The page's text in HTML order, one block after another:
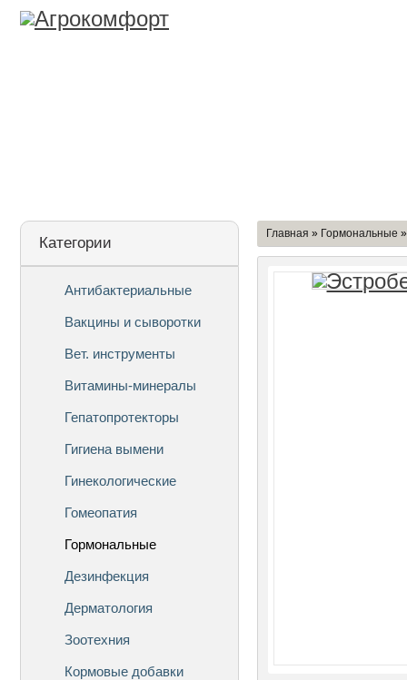
Категории
Антибактериальные
Вакцины и сыворотки
Вет. инструменты
Витамины-минералы
Гепатопротекторы
Гигиена вымени
Гинекологические
Гомеопатия
Гормональные
Дезинфекция
Дерматология
Зоотехния
Кормовые добавки
Главная » Гормональные